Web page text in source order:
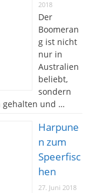
2018
Der
Boomeran
g ist nicht
nur in
Australien
beliebt,
sondern
gehalten und …
Harpune
n zum
Speerfisc
hen
27. Juni 2018